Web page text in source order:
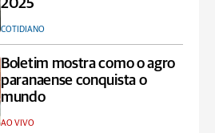
2025
COTIDIANO
Boletim mostra como o agro
paranaense conquista o
mundo
AO VIVO